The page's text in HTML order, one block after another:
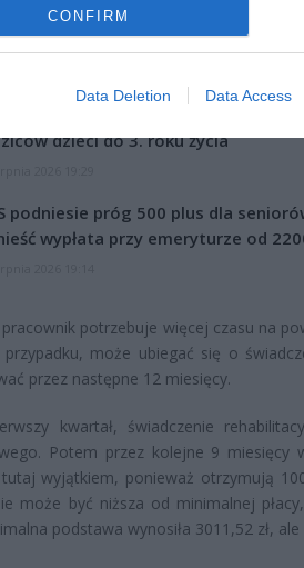
CONFIRM
Data Deletion Data Access
dzieci do 3. roku życia
podniesie próg 500 plus dla
wypłata przy emeryturze od
pracownik potrzebuje więcej czasu na
może ubiegać się o
przez następne 12 miesięcy.
kwartał, świadczenie
Potem przez kolejne 9 miesięcy
wyjątkiem, ponieważ otrzymują
może być niższa od minimalnej
podstawa wynosiła 3011,52 zł,